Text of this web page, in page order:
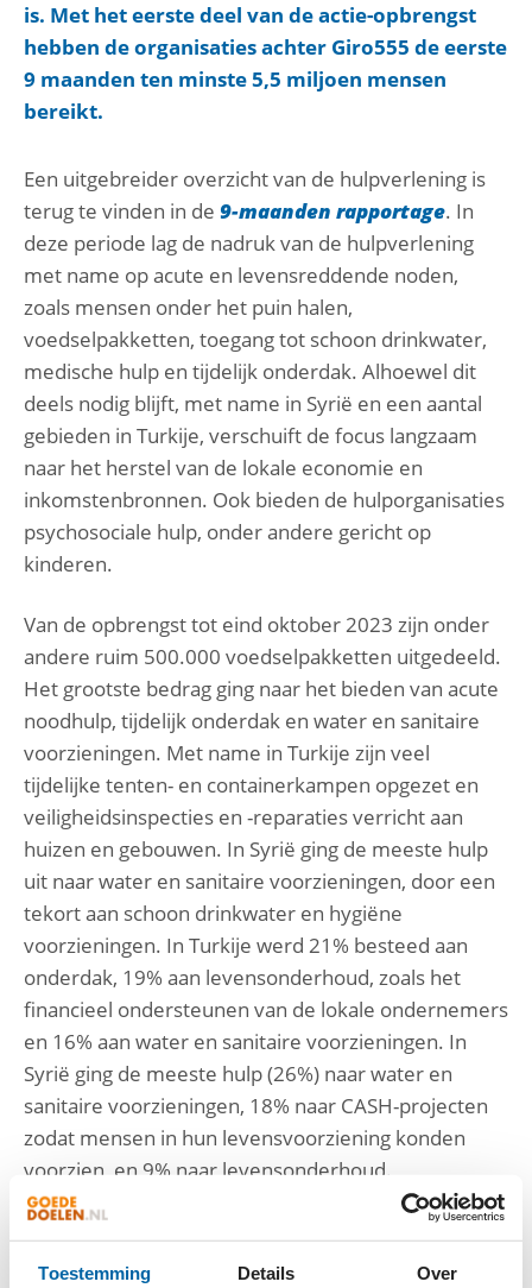
Toestemming Details Over
is. Met het eerste deel van de actie-opbrengst
hebben de organisaties achter Giro555 de eerste
9 maanden ten minste 5,5 miljoen mensen
bereikt.
Een uitgebreider overzicht van de hulpverlening is
terug te vinden in de 9-maanden rapportage. In
deze periode lag de nadruk van de hulpverlening
met name op acute en levensreddende noden,
zoals mensen onder het puin halen,
voedselpakketten, toegang tot schoon drinkwater,
medische hulp en tijdelijk onderdak. Alhoewel dit
deels nodig blijft, met name in Syrië en een aantal
gebieden in Turkije, verschuift de focus langzaam
naar het herstel van de lokale economie en
inkomstenbronnen. Ook bieden de hulporganisaties
psychosociale hulp, onder andere gericht op
kinderen.
Van de opbrengst tot eind oktober 2023 zijn onder
andere ruim 500.000 voedselpakketten uitgedeeld.
Het grootste bedrag ging naar het bieden van acute
noodhulp, tijdelijk onderdak en water en sanitaire
voorzieningen. Met name in Turkije zijn veel
tijdelijke tenten- en containerkampen opgezet en
veiligheidsinspecties en -reparaties verricht aan
huizen en gebouwen. In Syrië ging de meeste hulp
uit naar water en sanitaire voorzieningen, door een
tekort aan schoon drinkwater en hygiëne
voorzieningen. In Turkije werd 21% besteed aan
onderdak, 19% aan levensonderhoud, zoals het
financieel ondersteunen van de lokale ondernemers
en 16% aan water en sanitaire voorzieningen. In
Syrië ging de meeste hulp (26%) naar water en
sanitaire voorzieningen, 18% naar CASH-projecten
zodat mensen in hun levensvoorziening konden
voorzien, en 9% naar levensonderhoud.
Michiel Servaes, actievoorzitter Giro555: “De
expertise die elke hulporganisatie namens Giro555